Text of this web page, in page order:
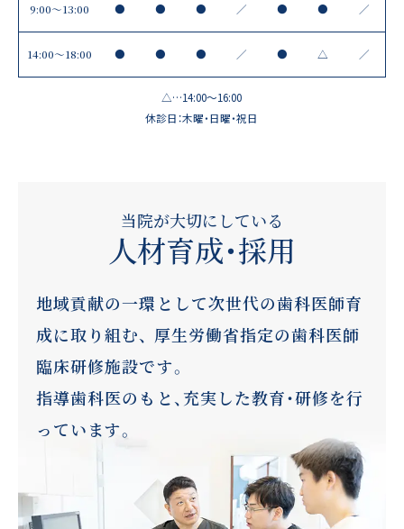
9:00～13:00 ● ● ● ／ ● ● ／
14:00〜18:00 ● ● ● ／ ● △ ／
△…14:00～16:00
休診日：木曜・日曜・祝日
当院が大切にしている
人材育成・採用
地域貢献の一環として次世代の歯科医師育
成に取り組む、 厚生労働省指定の歯科医師
臨床研修施設です。
指導歯科医のもと、充実した教育・研修を行
っています。